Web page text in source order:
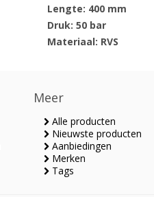
Lengte: 400 mm
Druk: 50 bar
Materiaal: RVS
Meer
Alle producten
Nieuwste producten
Aanbiedingen
Merken
Tags